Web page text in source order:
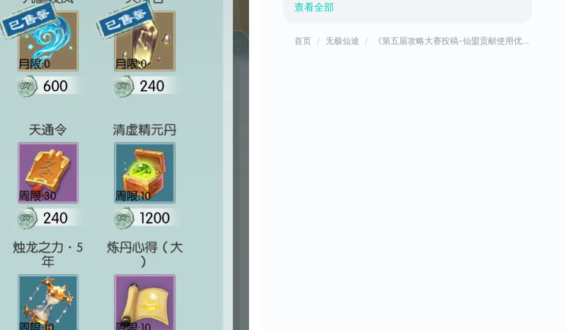
查看全部
首页 无极仙途 《第五届攻略大赛投稿-仙盟贡献使用优先度分析》阿良出品